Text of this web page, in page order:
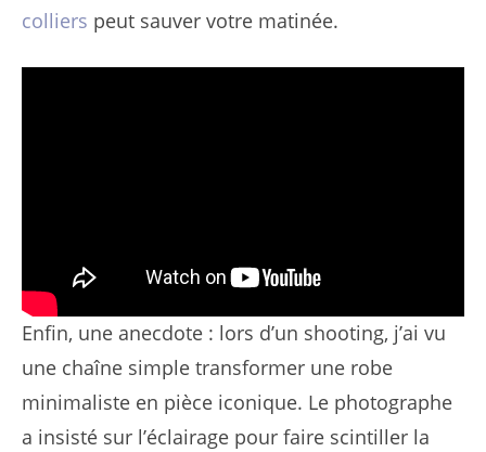
colliers peut sauver votre matinée.
Enfin, une anecdote : lors d’un shooting, j’ai vu
une chaîne simple transformer une robe
minimaliste en pièce iconique. Le photographe
a insisté sur l’éclairage pour faire scintiller la